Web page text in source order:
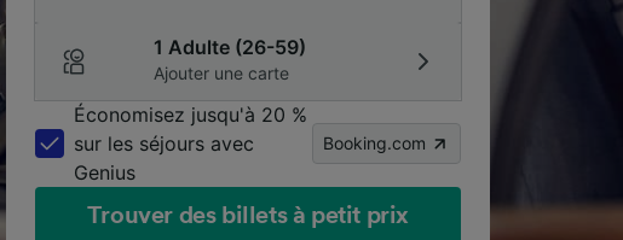
1 Adulte (26-59)
Ajouter une carte
Économisez jusqu'à 20 %
sur les séjours avec
Genius
Booking.com
Trouver des billets à petit prix